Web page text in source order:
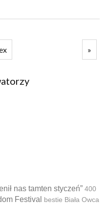
»
nas tamten styczeń” 400
Festival bestie Biała Owca